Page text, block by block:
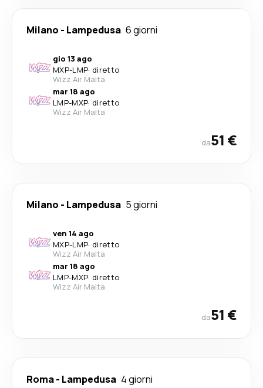
Milano - Lampedusa 6 giorni
gio 13 ago
MXP-LMP· diretto
Wizz Air Malta
mar 18 ago
LMP-MXP· diretto
Wizz Air Malta
da51 €
Milano - Lampedusa 5 giorni
ven 14 ago
MXP-LMP· diretto
Wizz Air Malta
mar 18 ago
LMP-MXP· diretto
Wizz Air Malta
da51 €
Roma- Lampedusa 4 giorni